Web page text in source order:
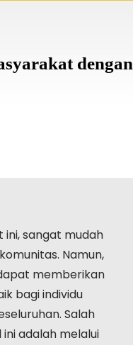
dengan
ini, sangat mudah
Namun,
memberikan
bagi individu
Salah
adalah melalui